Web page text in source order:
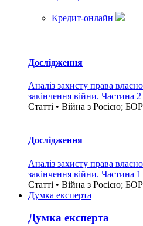
Кредит-онлайн
Дослідження
Аналіз захисту права
закінчення війни. Частина 2
Статті • Війна з Росією;
Дослідження
Аналіз захисту права
закінчення війни. Частина 1
Статті • Війна з Росією;
Думка експерта
Думка експерта